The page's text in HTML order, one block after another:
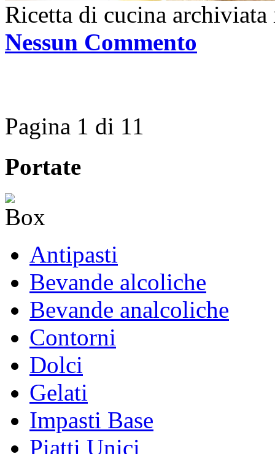
Ricetta di cucina
Nessun Commento
Pagina 1 di 11
Portate
Antipasti
Bevande alcoliche
Bevande analcoliche
Contorni
Dolci
Gelati
Impasti Base
Piatti Unici